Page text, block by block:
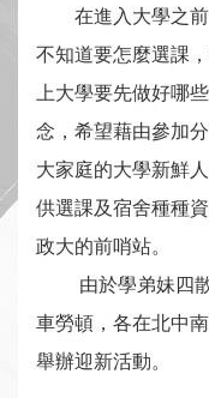
在進入大學之前
不知道要怎麼選課
上大學要先做好哪
念，希望藉由參加
大家庭的大學新鮮
供選課及宿舍種種
政大的前哨站。
由於學弟妹四散
車勞頓，各在北中
舉辦迎新活動。